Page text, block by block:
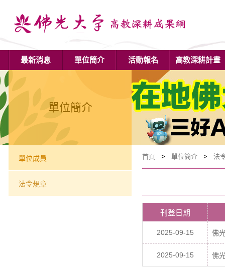
最新消息 單位簡介 活動報名 高教深耕計畫
單位簡介
單位成員
法令規章
首頁 > 單位簡介 > 法
刊登日期
2025-09-15 佛
2025-09-15 佛